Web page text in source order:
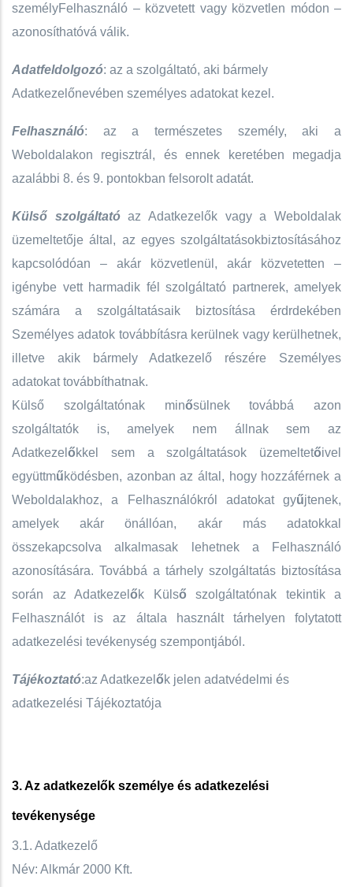
személyFelhasználó – közvetett vagy közvetlen módon –
azonosíthatóvá válik.
Adatfeldolgozó: az a szolgáltató, aki bármely
Adatkezelőnevében személyes adatokat kezel.
Felhasználó: az a természetes személy, aki a
Weboldalakon regisztrál, és ennek keretében megadja
azalábbi 8. és 9. pontokban felsorolt adatát.
Külső szolgáltatóaz Adatkezelők vagy a Weboldalak
üzemeltetője által, az egyes szolgáltatásokbiztosításához
kapcsolódóan – akár közvetlenül, akár közvetetten –
igénybe vett harmadik fél szolgáltató partnerek, amelyek
számára a szolgáltatásaik biztosítása érdrdekében
Személyes adatok továbbításra kerülnek vagy kerülhetnek,
illetve akik bármely Adatkezelő részére Személyes
adatokat továbbíthatnak.
Külső szolgáltatónak minősülnek továbbá azon
szolgáltatók is, amelyek nem állnak sem az
Adatkezel őkkel sem a szolgáltatások üzemeltetőivel
együttműködésben, azonban az által, hogy hozzáférnek a
Weboldalakhoz, a Felhasználókról adatokat gyűjtenek,
amelyek akár önállóan, akár más adatokkal
összekapcsolva alkalmasak lehetnek a Felhasználó
azonosítására. Továbbá a tárhely szolgáltatás biztosítása
során az Adatkezel ők Külső szolgáltatónak tekintik a
Felhasználót is az általa használt tárhelyen folytatott
adatkezelési tevékenység szempontjából.
Tájékoztató:az Adatkezel ők jelen adatvédelmi és
adatkezelési Tájékoztatója
3. Az adatkezelők személye és adatkezelési
tevékenysége
3.1. Adatkezelő
Név: Alkmár 2000 Kft.